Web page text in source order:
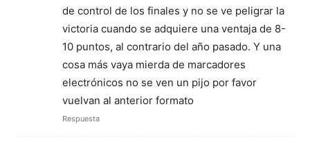
de control de los finales y no se ve peligrar la
victoria cuando se adquiere una ventaja de 8-
10 puntos, al contrario del año pasado. Y una
cosa más vaya mierda de marcadores
electrónicos no se ven un pijo por favor
vuelvan al anterior formato
Respuesta